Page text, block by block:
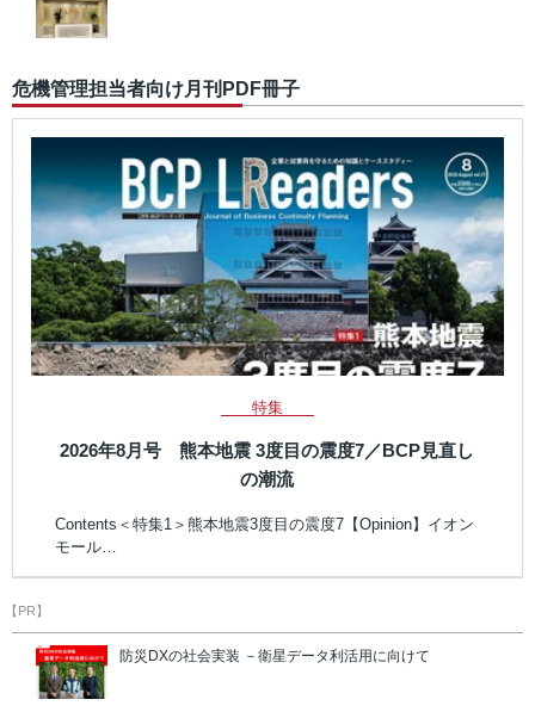
危機管理担当者向け月刊PDF冊子
特集
2026年8月号 熊本地震 3度目の震度7／BCP見直し
の潮流
Contents＜特集1＞熊本地震3度目の震度7【Opinion】イオン
モール…
【PR】
防災DXの社会実装 －衛星データ利活用に向けて